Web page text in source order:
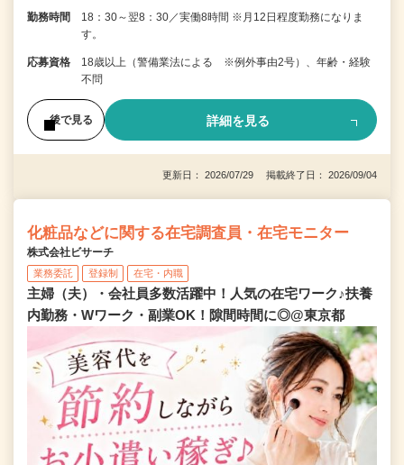
勤務時間
18：30～翌8：30／実働8時間 ※月12日程度勤務になりま
す。
応募資格
18歳以上（警備業法による ※例外事由2号）、年齢・経験
不問
後で見る 詳細を見る
更新日： 2026/07/29 掲載終了日： 2026/09/04
化粧品などに関する在宅調査員・在宅モニター
株式会社ビサーチ
業務委託 登録制 在宅・内職
主婦（夫）・会社員多数活躍中！人気の在宅ワーク♪扶養
内勤務・Wワーク・副業OK！隙間時間に◎@東京都